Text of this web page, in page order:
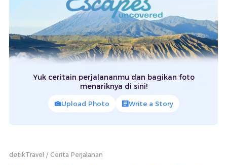
Yuk ceritain perjalananmu dan bagikan foto
menariknya di sini!
Upload Photo Write a Story
detikTravel Cerita Perjalanan